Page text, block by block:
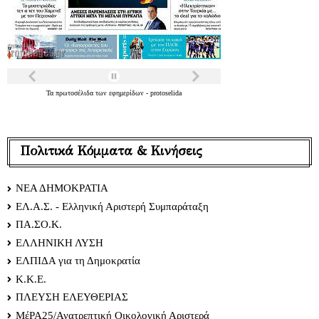
Τα πρωτοσέλιδα των εφημερίδων - protoselida
Πολιτικά Κόμματα & Κινήσεις
ΝΕΑ ΔΗΜΟΚΡΑΤΙΑ
ΕΛ.Α.Σ. - Ελληνική Αριστερή Συμπαράταξη
ΠΑ.ΣΟ.Κ.
ΕΛΛΗΝΙΚΗ ΛΥΣΗ
ΕΛΠΙΔΑ για τη Δημοκρατία
Κ.Κ.Ε.
ΠΛΕΥΣΗ ΕΛΕΥΘΕΡΙΑΣ
ΜέΡΑ25/Ανατρεπτική Οικολογική Αριστερά